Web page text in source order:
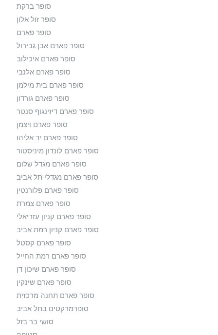
סופר ברקת
סופר זול אלון
סופר פארם
סופר פארם אבן גבירול
סופר פארם איכילוב
סופר פארם אלנבי
סופר פארם בית מילמן
סופר פארם גורדון
סופר פארם דיזינגוף סנטר
סופר פארם ויצמן
סופר פארם יד אליהו
סופר פארם לונדון מיניסטור
סופר פארם מגדל שלום
סופר פארם מגדלי תל אביב
סופר פארם פלורנטין
סופר פארם צמרת
סופר פארם קניון עזריאלי
סופר פארם קניון רמת אביב
סופר פארם קסטל
סופר פארם רמת החייל
סופר פארם שיכון דן
סופר פארם שינקין
סופר פארם תחנה מרכזית
סופרמרקטים בתל אביב
סושי בר בזל